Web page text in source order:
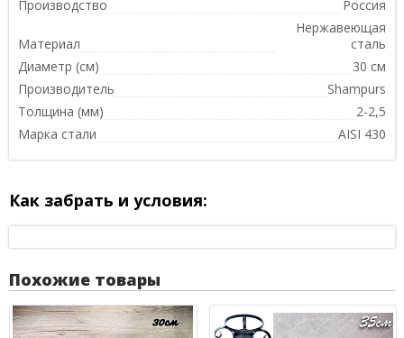
Производство
Россия
Материал
Нержавеющая
сталь
Диаметр (см)
30 см
Производитель
Shampurs
Толщина (мм)
2-2,5
Марка стали
AISI 430
Как забрать и условия:
Похожие товары